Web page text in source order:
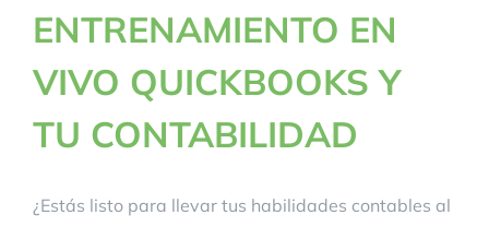
ENTRENAMIENTO EN
VIVO QUICKBOOKS Y
TU CONTABILIDAD
¿Estás listo para llevar tus habilidades contables al